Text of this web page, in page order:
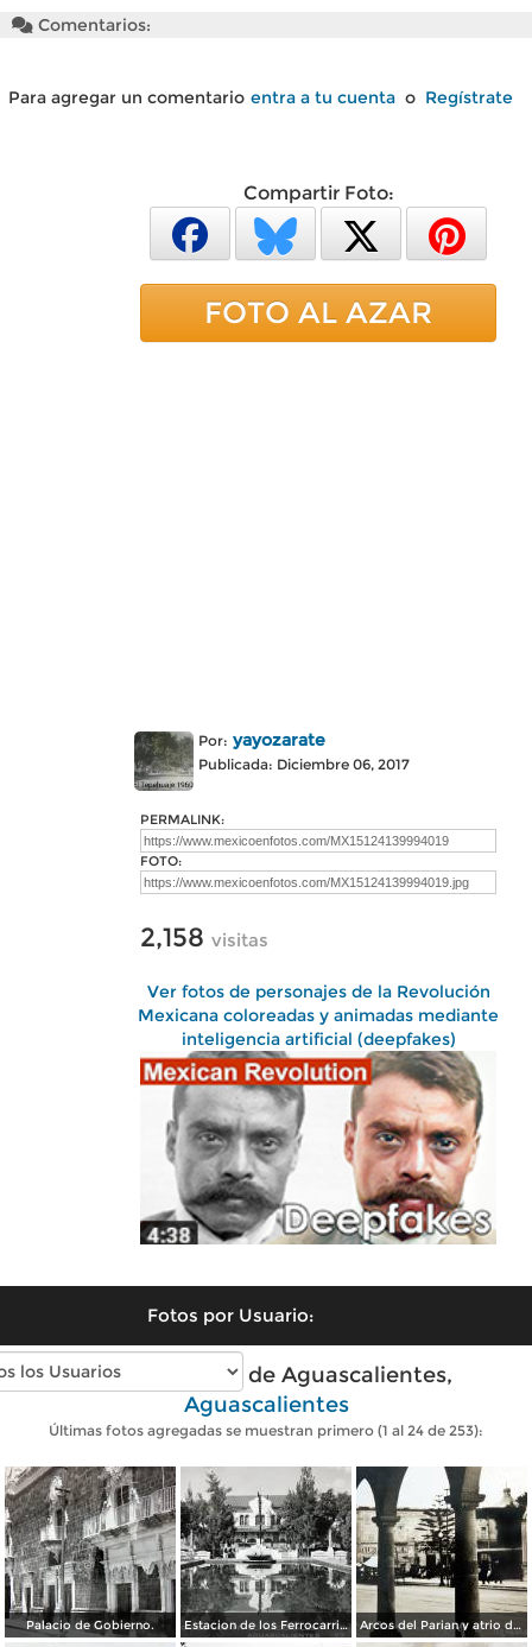
Comentarios:
Para agregar un comentario entra a tu cuenta o Regístrate
Compartir Foto:
FOTO AL AZAR
Por: yayozarate
Publicada: Diciembre 06, 2017
PERMALINK:
FOTO:
2,158 visitas
Ver fotos de personajes de la Revolución
Mexicana coloreadas y animadas mediante
inteligencia artificial (deepfakes)
Fotos por Usuario:
Fotos antiguas de Aguascalientes,
Aguascalientes
Últimas fotos agregadas se muestran primero (1 al 24 de 253):
Palacio de Gobierno. Estacion de los Ferrocarriles Nacionales. Arcos del Parian y atrio de Santiago.